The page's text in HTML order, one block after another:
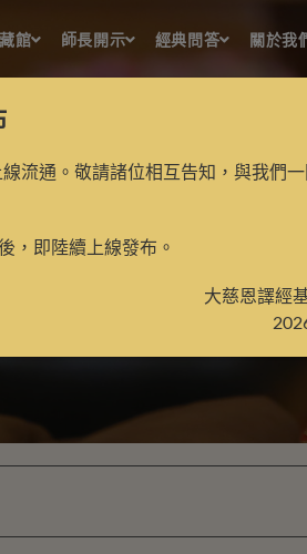
館 師長開示 經典問答 關於我
流通。敬請諸位相互告知，與我們
，即陸續上線發布。
大慈恩譯經